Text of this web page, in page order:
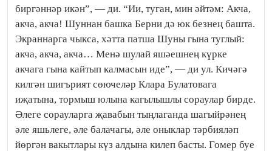
биргәннәр икән”, — ди. “Ии, туган, мин әйтәм: Акча,
акча, акча! Шуннан башка Берни дә юк безнең башта.
Экраннарга чыкса, хәтта патша Шуны гына туглый:
акча, акча, акча… Менә шулай яшәешнең күрке
акчага гына кайтып калмасын иде”, — ди ул. Кичәгә
килгән шигърият сөючеләр Клара Булатовага
иҗатына, тормыш юлына кагылышлы сораулар бирде.
Әлеге сорауларга җавабын тыңлаганда шагыйрәнең
әле яшьлеге, әле балачагы, әле оныклар тәрбияләп
йөргән вакытлары күз алдына килеп басты. Гомер буе